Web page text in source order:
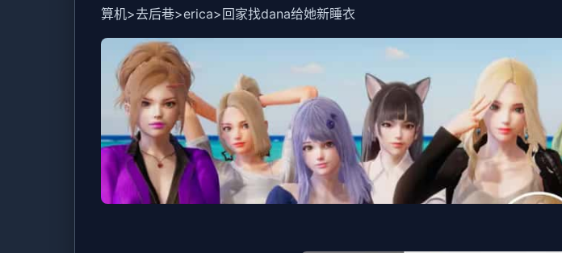
算机>去后巷>erica>回家找dana给她新睡衣